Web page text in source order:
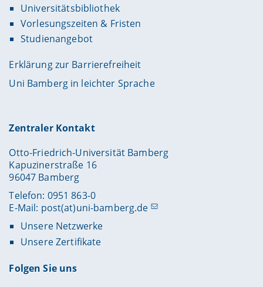
Universitätsbibliothek
Vorlesungszeiten & Fristen
Studienangebot
Erklärung zur Barrierefreiheit
Uni Bamberg in leichter Sprache
Zentraler Kontakt
Otto-Friedrich-Universität Bamberg
Kapuzinerstraße 16
96047 Bamberg
Telefon: 0951 863-0
E-Mail: post(at)uni-bamberg.de
Unsere Netzwerke
Unsere Zertifikate
Folgen Sie uns